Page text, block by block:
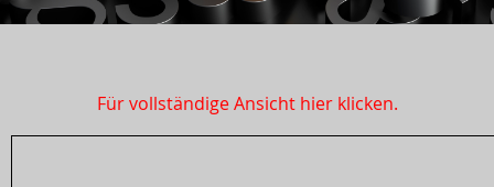
Für vollständige Ansicht hier klicken.